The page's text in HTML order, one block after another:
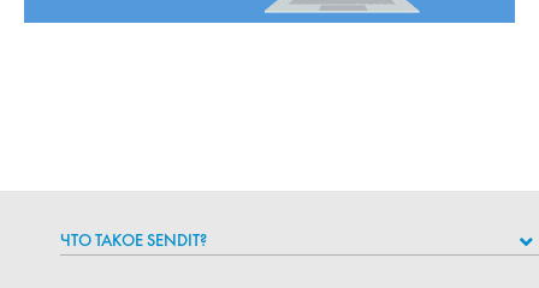
ЧТО ТАКОЕ SENDIT?